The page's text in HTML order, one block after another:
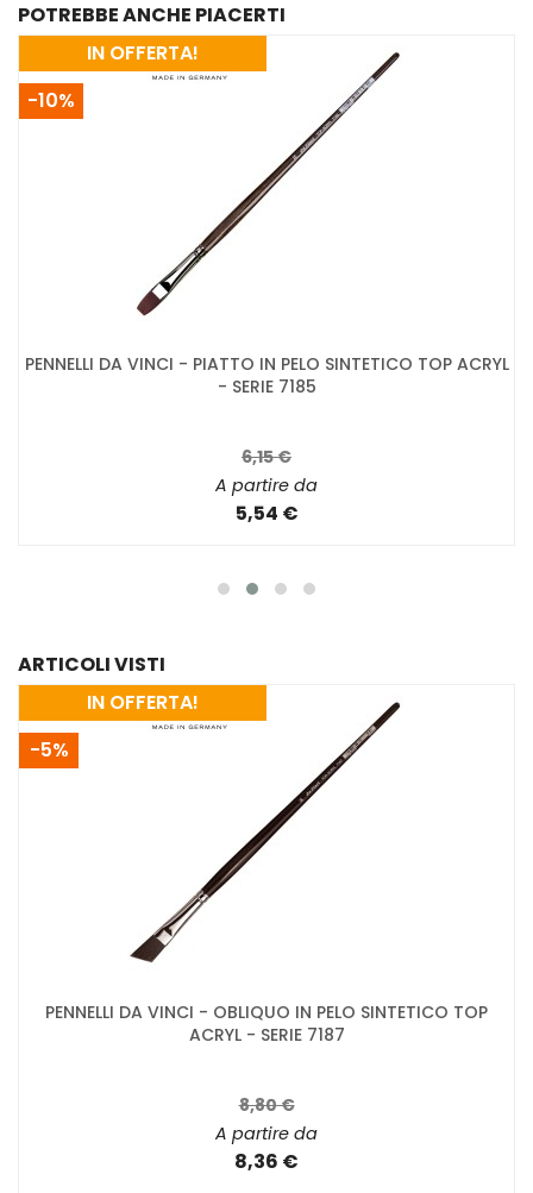
POTREBBE ANCHE PIACERTI
PENNELLI DA VINCI - PIATTO IN PELO SINTETICO TOP ACRYL
- SERIE 7185
6,15 €
A partire da
5,54 €
IN OFFERTA!
-10%
ARTICOLI VISTI
PENNELLI DA VINCI - OBLIQUO IN PELO SINTETICO TOP
ACRYL - SERIE 7187
8,80 €
A partire da
8,36 €
IN OFFERTA!
-5%